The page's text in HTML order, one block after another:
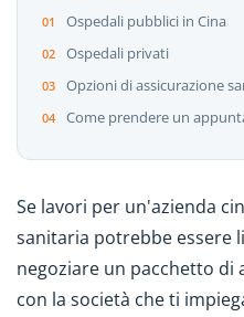
Ospedali pubblici in Cina
Ospedali privati
Opzioni di assicurazione
Come prendere un
Se lavori per un'azienda
sanitaria potrebbe essere
negoziare un pacchetto di
con la società che ti